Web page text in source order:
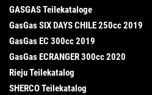
GASGAS Teilekataloge
GasGas SIX DAYS CHILE 250cc 2019
GasGas EC 300cc 2019
GasGas ECRANGER 300cc 2020
Rieju Teilekatalog
SHERCO Teilekatalog